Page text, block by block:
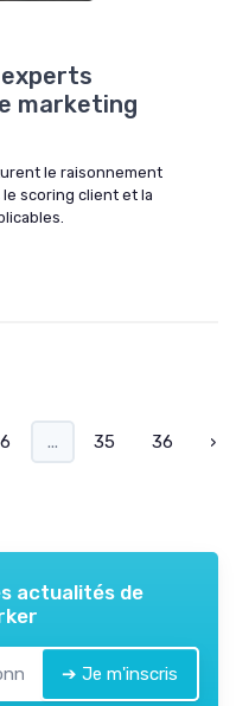
marketing
le raisonnement
scoring client et la
6 ... 35 36 ›
actualités de
➔ Je m'inscris